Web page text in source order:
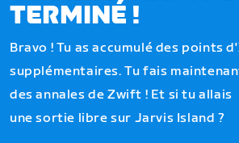
TERMINÉ !
Bravo ! Tu as accumulé des points
supplémentaires. Tu fais
des annales de Zwift ! Et si tu allais
une sortie libre sur Jarvis Island ?